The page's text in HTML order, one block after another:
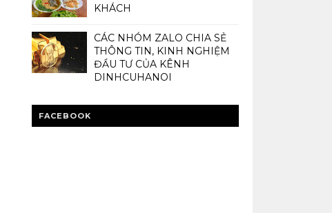
KHÁCH
CÁC NHÓM ZALO CHIA SẺ
THÔNG TIN, KINH NGHIỆM
ĐẦU TƯ CỦA KÊNH
DINHCUHANOI
FACEBOOK